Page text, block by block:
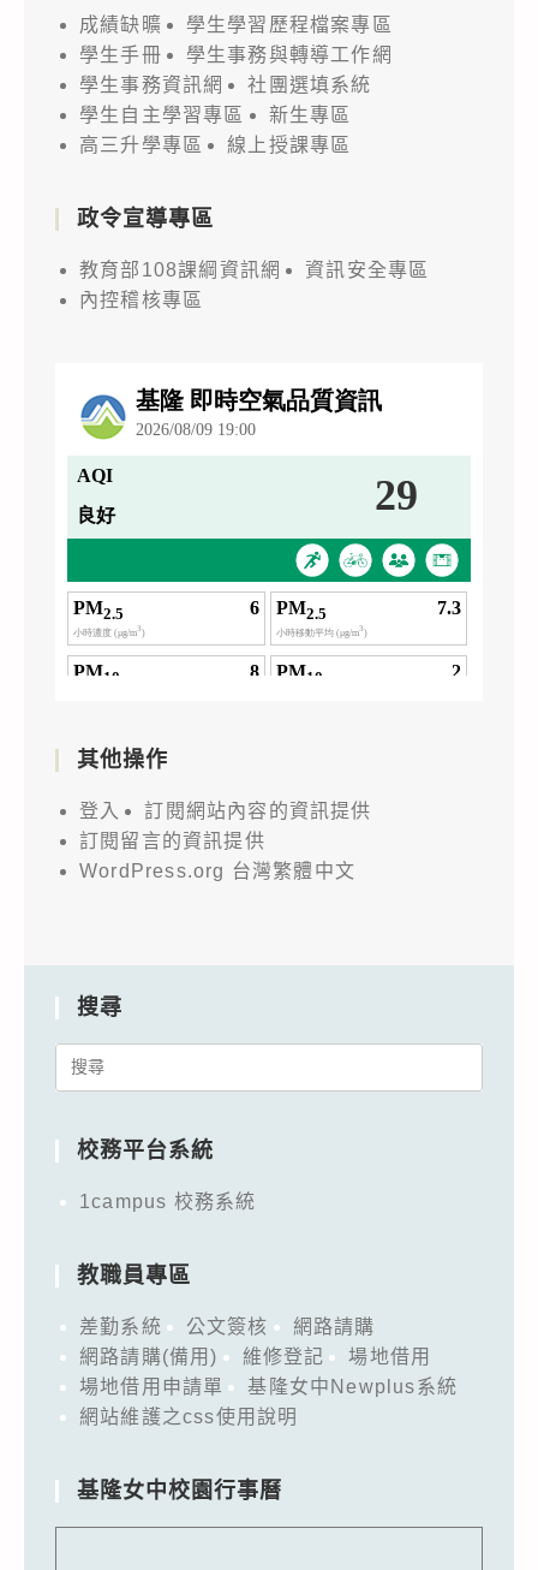
成績缺曠
學生學習歷程檔案專區
學生手冊
學生事務與轉導工作網
學生事務資訊網
社團選填系統
學生自主學習專區
新生專區
高三升學專區
線上授課專區
政令宣導專區
教育部108課綱資訊網
資訊安全專區
內控稽核專區
其他操作
登入
訂閱網站內容的資訊提供
訂閱留言的資訊提供
WordPress.org 台灣繁體中文
搜尋
Search
校務平台系統
1campus 校務系統
教職員專區
差勤系統 公文簽核
網路請購
網路請購(備用)
維修登記
場地借用
場地借用申請單
基隆女中Newplus系統
網站維護之css使用說明
基隆女中校園行事曆